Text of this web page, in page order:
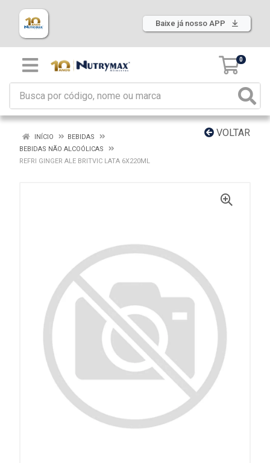
Baixe já nosso APP
0
VOLTAR
INÍCIO
BEBIDAS
BEBIDAS NÃO ALCOÓLICAS
REFRI GINGER ALE BRITVIC LATA 6X220ML